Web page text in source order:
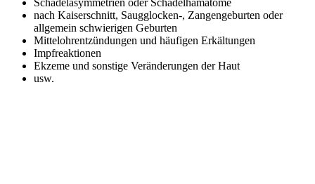
Schädelasymmetrien oder Schädelhämatome
nach Kaiserschnitt, Saugglocken-, Zangengeburten oder
allgemein schwierigen Geburten
Mittelohrentzündungen und häufigen Erkältungen
Impfreaktionen
Ekzeme und sonstige Veränderungen der Haut
usw.